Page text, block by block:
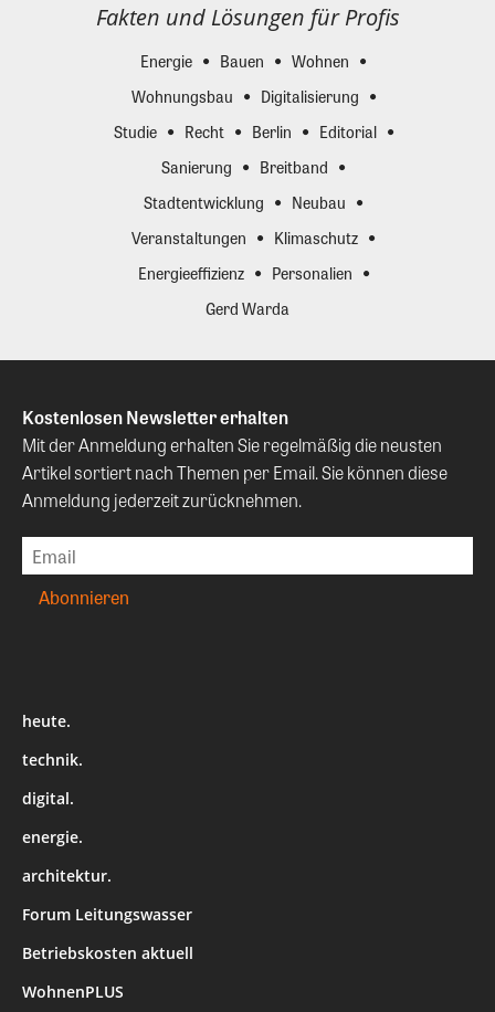
Fakten und Lösungen für Profis
Energie Bauen
Wohnen
Wohnungsbau
Digitalisierung
Studie
Recht Berlin
Editorial
Sanierung
Breitband
Stadtentwicklung
Neubau
Veranstaltungen
Klimaschutz
Energieeffizienz
Personalien
Gerd Warda
Kostenlosen Newsletter erhalten
Mit der Anmeldung erhalten Sie regelmäßig die neusten
Artikel sortiert nach Themen per Email. Sie können diese
Anmeldung jederzeit zurücknehmen.
heute.
technik.
digital.
energie.
architektur.
Forum Leitungswasser
Betriebskosten aktuell
WohnenPLUS